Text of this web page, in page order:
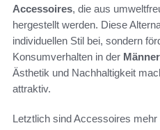
Accessoires, die aus
hergestellt werden. Diese
individuellen Stil bei, sondern
Konsumverhalten in der
Ästhetik und Nachhaltigkeit
attraktiv.
Letztlich sind Accessoires